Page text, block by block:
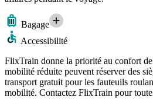
Bagage
Accessibilité
FlixTrain donne la priorité au confort de
mobilité réduite peuvent réserver des
transport gratuit pour les fauteuils
mobilité. Contactez FlixTrain pour toute